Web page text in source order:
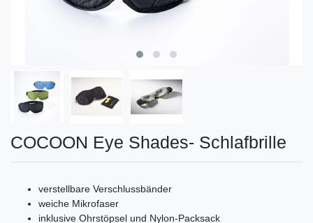
COCOON Eye Shades- Schlafbrille
verstellbare Verschlussbänder
weiche Mikrofaser
inklusive Ohrstöpsel und Nylon-Packsack